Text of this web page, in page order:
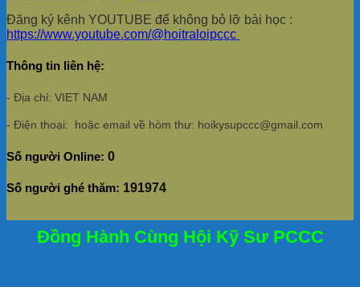
Đăng ký kênh YOUTUBE để không bỏ lỡ bài học :
https://www.youtube.com/@hoitraloipccc
Thông tin liên hệ:
- Địa chỉ: VIET NAM
- Điện thoại: hoặc email về hòm thư: hoikysupccc@gmail.com
Số người Online: 0
Số người ghé thăm: 191974
Đồng Hành Cùng Hội Kỹ Sư PCCC